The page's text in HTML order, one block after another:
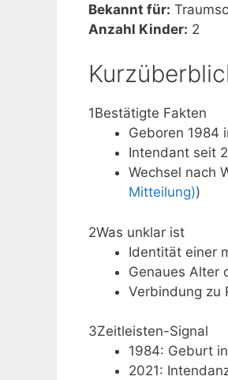
Bekannt für:
Anzahl Kinder: 2
1Bestätigte Fakten
Geboren 1984
Intendant seit
Wechsel nach
Mitteilung))
2Was unklar ist
Identität einer
Genaues Alter
Verbindung zu
3Zeitleisten-Signal
1984: Geburt
2021: